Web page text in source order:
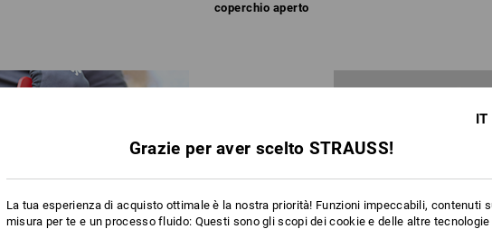
coperchio aperto
IT
Grazie per aver scelto STRAUSS!
La tua esperienza di acquisto ottimale è la nostra priorità! Funzioni impeccabili, contenuti
misura per te e un processo fluido: Questi sono gli scopi dei cookie e delle altre